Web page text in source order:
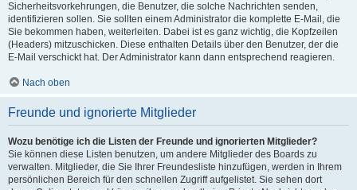
Sicherheitsvorkehrungen, die Benutzer, die solche Nachrichten senden,
identifizieren sollen. Sie sollten einem Administrator die komplette E-Mail, die
Sie bekommen haben, weiterleiten. Dabei ist es ganz wichtig, die Kopfzeilen
(Headers) mitzuschicken. Diese enthalten Details über den Benutzer, der die
E-Mail verschickt hat. Der Administrator kann dann entsprechend reagieren.
Nach oben
Freunde und ignorierte Mitglieder
Wozu benötige ich die Listen der Freunde und ignorierten Mitglieder?
Sie können diese Listen benutzen, um andere Mitglieder des Boards zu
verwalten. Mitglieder, die Sie Ihrer Freundesliste hinzufügen, werden in Ihrem
persönlichen Bereich für den schnellen Zugriff aufgelistet. Sie sehen dort